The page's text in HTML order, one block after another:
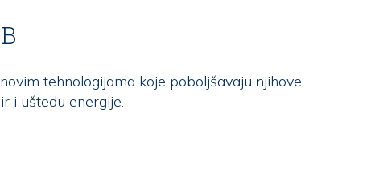
tehnologijama koje poboljšavaju njihove
i uštedu energije.